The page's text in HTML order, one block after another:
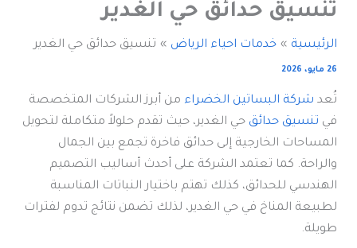
تنسيق حدائق حي الغدير
الرئيسية خدمات احياء الرياض تنسيق حدائق حي الغدير
26 مايو، 2026
تُعد شركة البساتين الخضراء من أبرز الشركات المتخصصة
في تنسيق حدائق حي الغدير، حيث تقدم حلولاً متكاملة لتحويل
المساحات الخارجية إلى حدائق فاخرة تجمع بين الجمال
والراحة. كما تعتمد الشركة على أحدث أساليب التصميم
الهندسي للحدائق، كذلك تهتم باختيار النباتات المناسبة
لطبيعة المناخ في حي الغدير، لذلك تضمن نتائج تدوم لفترات
طويلة.